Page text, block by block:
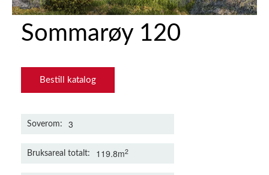
Sommarøy 120
Bestill katalog
Soverom 3
Bruksareal totalt 119.8m2